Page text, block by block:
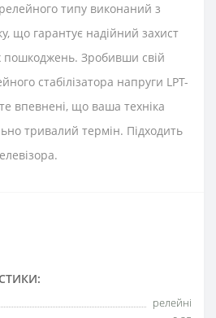
типу виконаний з
що гарантує надійний захист
пошкоджень. Зробивши свій
стабілізатора напруги LPT-
впевнені, що ваша техніка
тривалий термін. Підходить
релейні